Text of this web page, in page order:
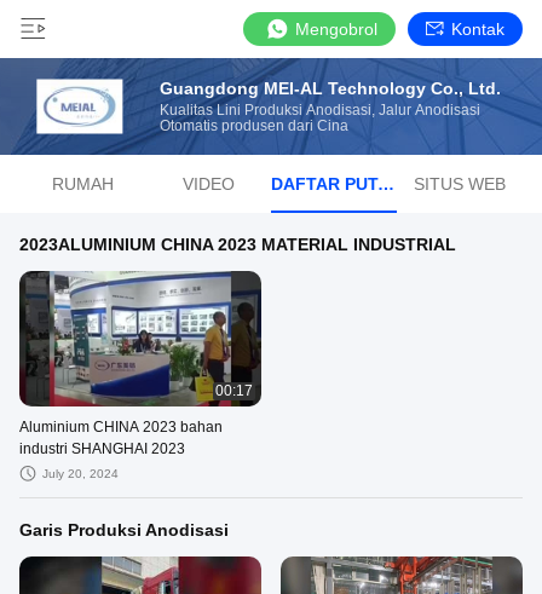
Mengobrol Kontak
Guangdong MEI-AL Technology Co., Ltd.
Kualitas Lini Produksi Anodisasi, Jalur Anodisasi
Otomatis produsen dari Cina
RUMAH VIDEO DAFTAR PUTAR SITUS WEB
2023ALUMINIUM CHINA 2023 MATERIAL INDUSTRIAL
00:17
Aluminium CHINA 2023 bahan
industri SHANGHAI 2023
July 20, 2024
Garis Produksi Anodisasi